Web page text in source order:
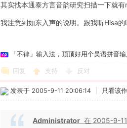
其实找本通泰方言音韵研究扫描一下就
我注意到如东入声的说明。跟我听Hisa
「不律」输入法，顶顶好用个吴语拼音
回复 支持 反对
发表于 2005-9-11 20:06:14 只看该
Administrator 在 2005-9-